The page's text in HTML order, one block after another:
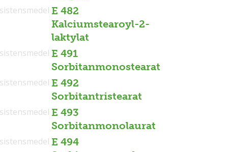
E 482
Kalciumstearoyl-2-
laktylat
E 491
Sorbitanmonostearat
E 492
Sorbitantristearat
E 493
Sorbitanmonolaurat
E 494